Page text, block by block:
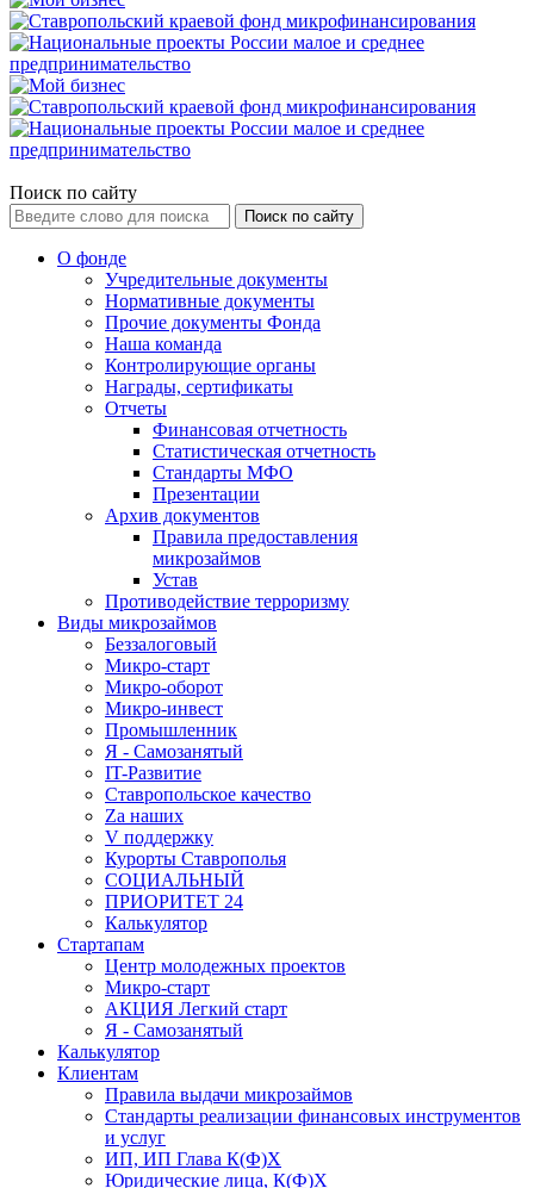
Поиск по сайту
Поиск по сайту
О фонде
Учредительные документы
Нормативные документы
Прочие документы Фонда
Наша команда
Контролирующие органы
Награды, сертификаты
Отчеты
Финансовая отчетность
Статистическая отчетность
Стандарты МФО
Презентации
Архив документов
Правила предоставления
микрозаймов
Устав
Противодействие терроризму
Виды микрозаймов
Беззалоговый
Микро-старт
Микро-оборот
Микро-инвест
Промышленник
Я - Самозанятый
IT-Развитие
Ставропольское качество
Za наших
V поддержку
Курорты Ставрополья
СОЦИАЛЬНЫЙ
ПРИОРИТЕТ 24
Калькулятор
Стартапам
Центр молодежных проектов
Микро-старт
АКЦИЯ Легкий старт
Я - Самозанятый
Калькулятор
Клиентам
Правила выдачи микрозаймов
Стандарты реализации финансовых инструментов
и услуг
ИП, ИП Глава К(Ф)Х
Юридические лица, К(Ф)Х